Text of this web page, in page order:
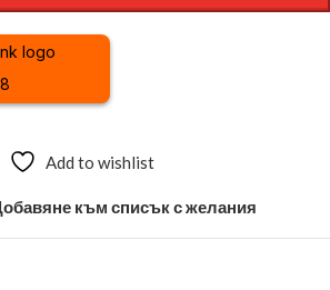
Add to wishlist
към списък с желания